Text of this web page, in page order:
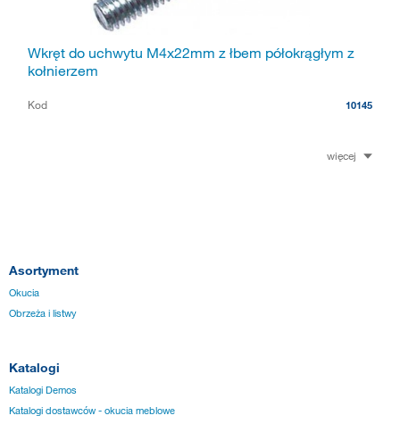
Wkręt do uchwytu M4x22mm z łbem półokrągłym z
kołnierzem
Kod 10145
więcej
Asortyment
Okucia
Obrzeża i listwy
Katalogi
Katalogi Demos
Katalogi dostawców - okucia meblowe